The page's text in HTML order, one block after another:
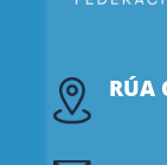
RÚA